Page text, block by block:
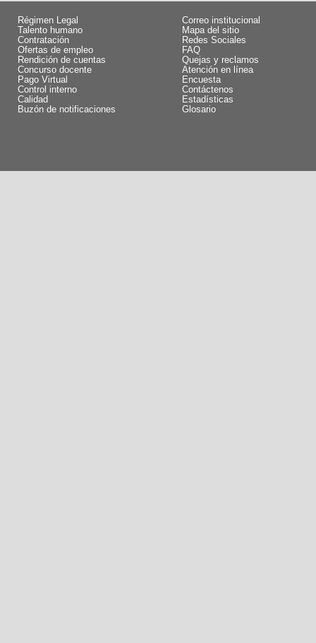
Régimen Legal
Talento humano
Contratación
Ofertas de empleo
Rendición de cuentas
Concurso docente
Pago Virtual
Control interno
Calidad
Buzón de notificaciones
Correo institucional
Mapa del sitio
Redes Sociales
FAQ
Quejas y reclamos
Atención en línea
Encuesta
Contáctenos
Estadísticas
Glosario